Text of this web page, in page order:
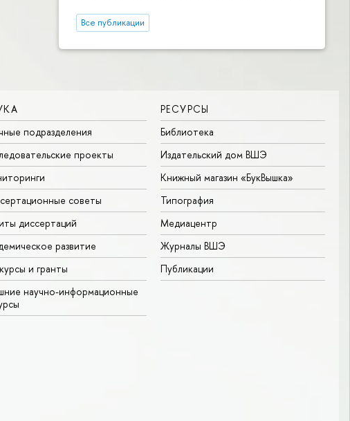
Все публикации
подразделения
проекты
советы
диссертаций
развитие
и гранты
научно-информационные
РЕСУРСЫ
Библиотека
Издательский дом ВШЭ
Книжный магазин «БукВышка»
Типография
Медиацентр
Журналы ВШЭ
Публикации